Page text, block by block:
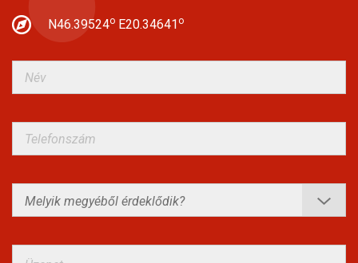
N46.39524o E20.34641 o